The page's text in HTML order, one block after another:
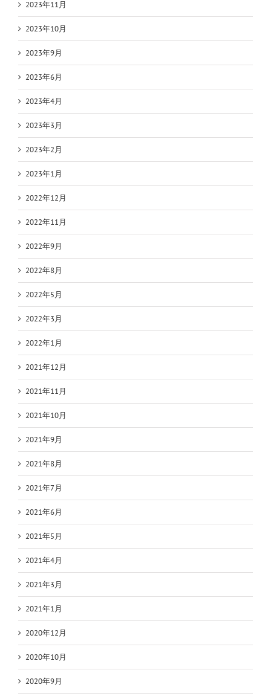
2023年11月
2023年10月
2023年9月
2023年6月
2023年4月
2023年3月
2023年2月
2023年1月
2022年12月
2022年11月
2022年9月
2022年8月
2022年5月
2022年3月
2022年1月
2021年12月
2021年11月
2021年10月
2021年9月
2021年8月
2021年7月
2021年6月
2021年5月
2021年4月
2021年3月
2021年1月
2020年12月
2020年10月
2020年9月